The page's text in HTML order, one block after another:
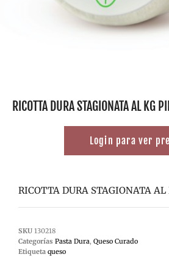
RICOTTA DURA STAGIONATA AL KG
Login para ver
RICOTTA DURA STAGIONATA
SKU 130218
Categorías Pasta Dura, Queso Curado
Etiqueta queso